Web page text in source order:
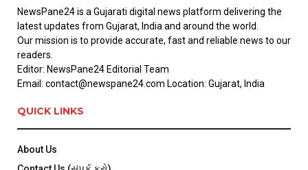
NewsPane24 is a Gujarati digital news platform delivering the
latest updates from Gujarat, India and around the world.
Our mission is to provide accurate, fast and reliable news to our
readers.
Editor: NewsPane24 Editorial Team
Email: contact@newspane24.com Location: Gujarat, India
QUICK LINKS
About Us